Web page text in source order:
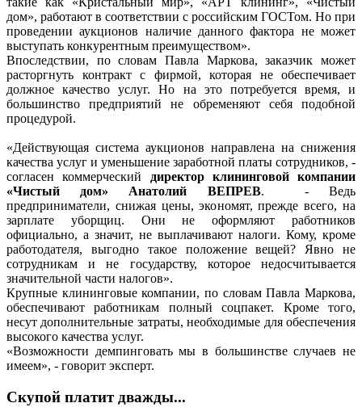
дом», работают в соответствии с российским ГОСТом. Но при
проведении аукционов наличие данного фактора не может
выступать конкурентным преимуществом».
Впоследствии, по словам Павла Маркова, заказчик может
расторгнуть контракт с фирмой, которая не обеспечивает
должное качество услуг. Но на это потребуется время, и
большинство предприятий не обременяют себя подобной
процедурой.
«Действующая система аукционов направлена на снижения
качества услуг и уменьшение заработной платы сотрудников, -
согласен коммерческий директор клининговой компании
«Чистый дом» Анатолий ВЕПРЕВ. - Ведь
предприниматели, снижая цены, экономят, прежде всего, на
зарплате уборщиц. Они не оформляют работников
официально, а значит, не выплачивают налоги. Кому, кроме
работодателя, выгодно такое положение вещей? Явно не
сотрудникам и не государству, которое недосчитывается
значительной части налогов».
Крупные клининговые компании, по словам Павла Маркова,
обеспечивают работникам полный соцпакет. Кроме того,
несут дополнительные затраты, необходимые для обеспечения
высокого качества услуг.
«Возможности демпинговать мы в большинстве случаев не
имеем», - говорит эксперт.
Скупой платит дважды...